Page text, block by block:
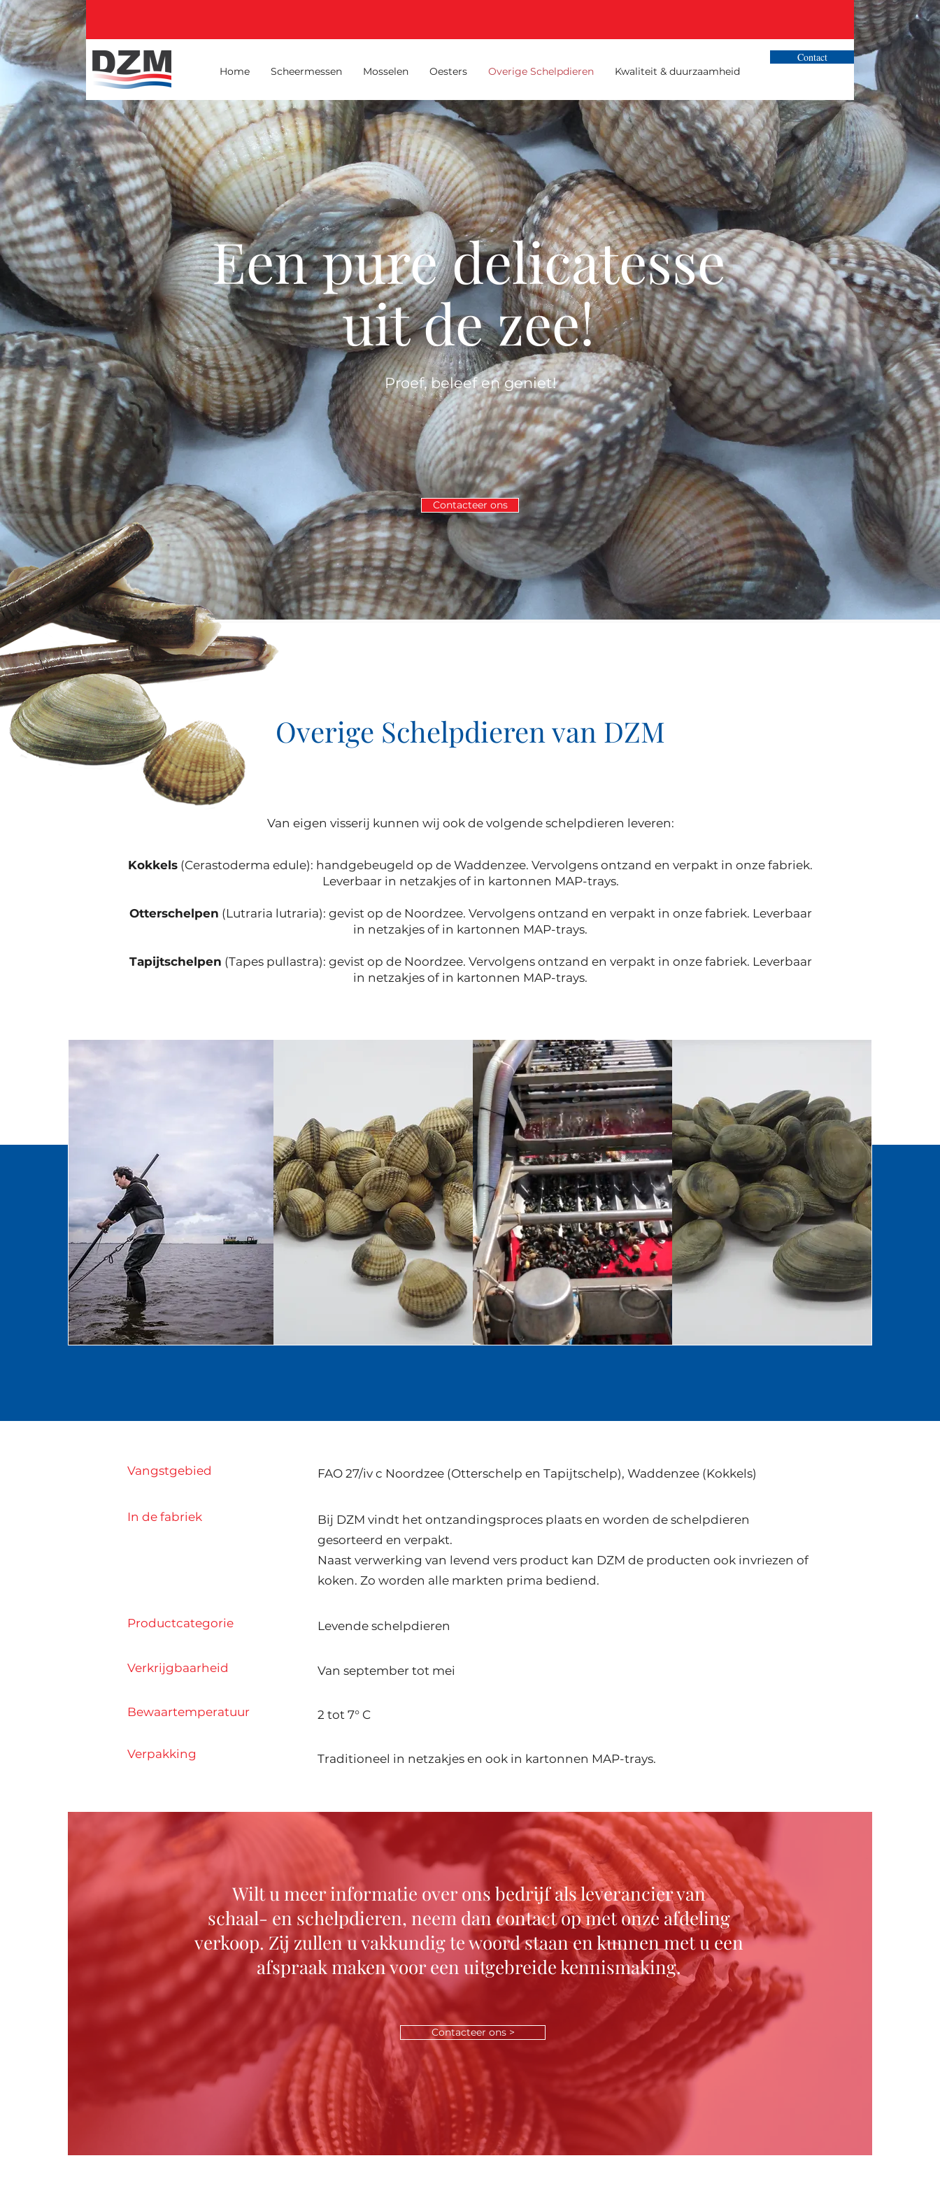
Home Scheermessen Mosselen Oesters Overige Schelpdieren Kwaliteit & duurzaamheid
Contact
Een pure delicatesse
uit de zee!
Proef, beleef en geniet!
Contacteer ons
Overige Schelpdieren van DZM
Van eigen visserij kunnen wij ook de volgende schelpdieren leveren:
Kokkels (Cerastoderma edule): handgebeugeld op de Waddenzee. Vervolgens ontzand en verpakt in onze fabriek.
Leverbaar in netzakjes of in kartonnen MAP-trays.
Otterschelpen (Lutraria lutraria): gevist op de Noordzee. Vervolgens ontzand en verpakt in onze fabriek. Leverbaar
in netzakjes of in kartonnen MAP-trays.
Tapijtschelpen (Tapes pullastra): gevist op de Noordzee. Vervolgens ontzand en verpakt in onze fabriek. Leverbaar
in netzakjes of in kartonnen MAP-trays.
Vangstgebied FAO 27/iv c Noordzee (Otterschelp en Tapijtschelp), Waddenzee (Kokkels)
In de fabriek
Bij DZM vindt het ontzandingsproces plaats en worden de schelpdieren
gesorteerd en verpakt.
Naast verwerking van levend vers product kan DZM de producten ook invriezen of
koken. Zo worden alle markten prima bediend.
Productcategorie Levende schelpdieren
Verkrijgbaarheid Van september tot mei
Bewaartemperatuur 2 tot 7° C
Verpakking Traditioneel in netzakjes en ook in kartonnen MAP-trays.
Wilt u meer informatie over ons bedrijf als leverancier van
schaal- en schelpdieren, neem dan contact op met onze afdeling
verkoop. Zij zullen u vakkundig te woord staan en kunnen met u een
afspraak maken voor een uitgebreide kennismaking.
Contacteer ons >